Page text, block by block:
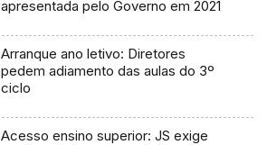
apresentada pelo Governo em 2021
Arranque ano letivo: Diretores
pedem adiamento das aulas do 3º
ciclo
Acesso ensino superior: JS exige